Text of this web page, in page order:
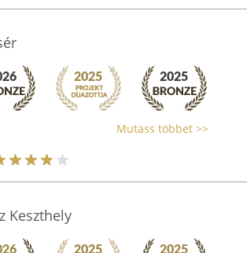
Mutass többet >>
Keszthely